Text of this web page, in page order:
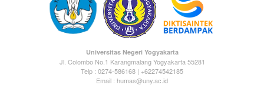
Universitas Negeri Yogyakarta
Jl. Colombo No.1 Karangmalang Yogyakarta 55281
Telp : 0274-586168 | +62274542185
Email : humas@uny.ac.id